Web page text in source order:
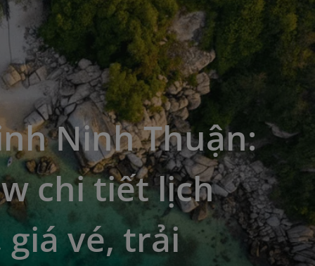
Ninh Thuận:
chi tiết lịch
vé, trải